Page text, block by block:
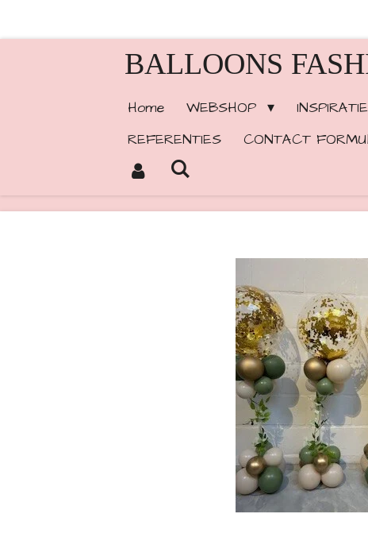
direct
BALLOONS
Home WEBSHOP
REFERENTIES
CONTACT